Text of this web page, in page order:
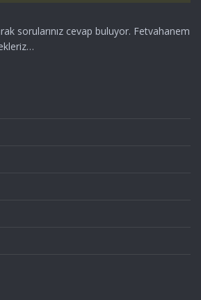
sorularınız cevap buluyor. Fetvahanem